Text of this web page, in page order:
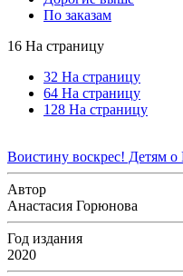
По заказам
16 На страницу
32 На страницу
64 На страницу
128 На страницу
Воистину воскрес! Детям
Автор
Анастасия Горюнова
Год издания
2020